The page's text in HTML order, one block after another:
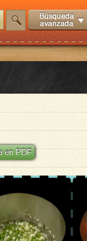
en PDF